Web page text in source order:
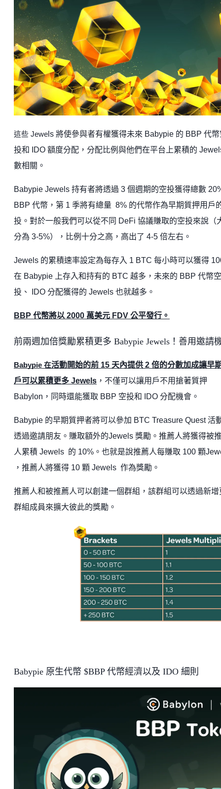
這些 Jewe ls 將使參與者有權獲得未來 Babypie 的 BBP 代幣
投和 IDO 額度分配，分配比例與他們在平台上累積的
數相關。
Babypie Jewels 持有者將透過 3 個週期的空投獲得總數
BBP 代幣，第 1 季將有總量 8% 的代幣作為早期質押用戶
投。對於一般我們可以從不同 DeFi 協議賺取的空投來說（
分為 3-5%），比例十分之高，高出了 4-5 倍左右。
Jewels 的累積速率設定為每存入 1 BTC 每小時可以獲得
在 Babypie 上存入和持有的 BTC 越多，未來的 BBP 代幣空
投、 IDO 分配獲得的 Jewels 也就越多。
BBP 代幣將以 2000 萬美元 FDV 公平發行。
前兩週加倍獎勵累積更多 Babypie Jewels！善用邀請
Babypie 在活動開始的前 15 天內提供 2 倍的分數加成讓早
戶可以累積更多 Jewels ，不僅可以讓用戶不用搶著質押
Babylon，同時還能獲取 BBP 空投和 IDO 分配機會。
Babypie 的早期質押者將可以參加 BTC Treasure Quest 活
透過邀請朋友。賺取額外的Jewels 獎勵。推薦人將獲得被
人累積 Jewels 的 10%。也就是說推薦人每賺取 100 顆
，推薦人將獲得 10 顆 Jewels 作為獎勵。
推薦人和被推薦人可以創建一個群組，該群組可以透過新增
群組成員來擴大彼此的獎勵。
Babypie 原生代幣 $BBP 代幣經濟以及 IDO 細則